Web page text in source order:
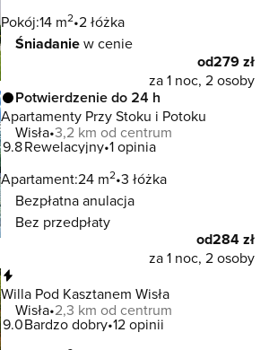
Pokój:14 m2 2 łóżka
Śniadaniew cenie
od279 zł
za 1 noc, 2 osoby
Potwierdzenie do 24 h
Apartamenty Przy Stoku i Potoku
Wisła 3,2 km od centrum
9.8Rewelacyjny 1 opinia
Apartament:24 m2 3 łóżka
Bezpłatna anulacja
Bez przedpłaty
od284 zł
za 1 noc, 2 osoby
Willa Pod Kasztanem Wisła
Wisła 2,3 km od centrum
9.0Bardzo dobry 12 opinii